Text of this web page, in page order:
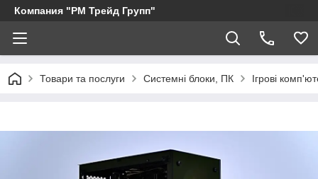
Компания "РМ Трейд Групп"
Товари та послуги Системні блоки, ПК Ігрові